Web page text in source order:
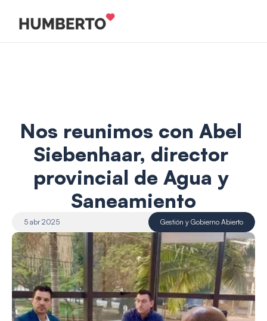
Nos reunimos con Abel
Siebenhaar, director
provincial de Agua y
Saneamiento
5 abr 2025 Gestión y Gobierno Abierto